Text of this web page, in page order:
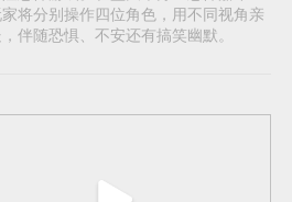
将分别操作四位角色，用不同视角亲
伴随恐惧、不安还有搞笑幽默。